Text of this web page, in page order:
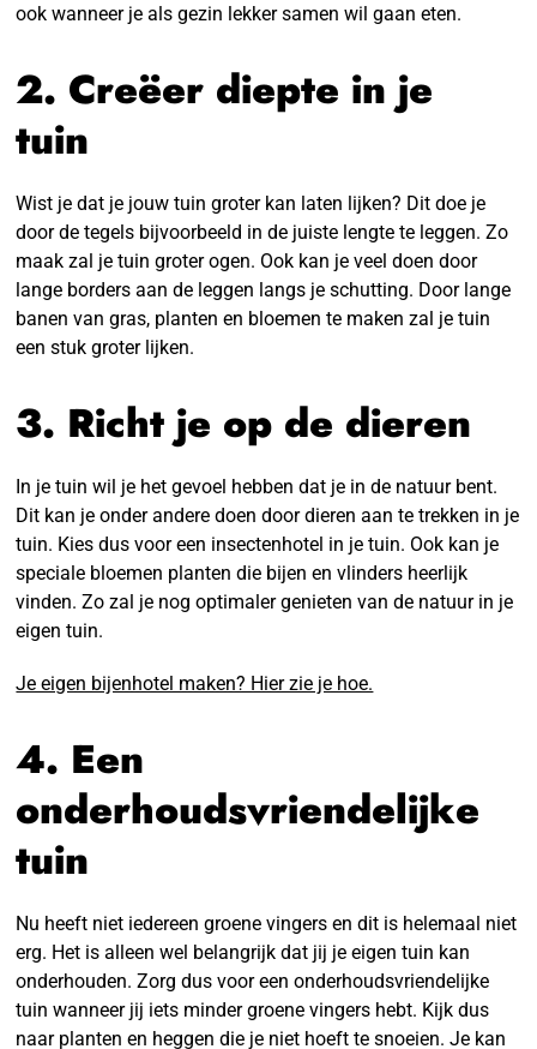
ook wanneer je als gezin lekker samen wil gaan eten.
2. Creëer diepte in je
tuin
Wist je dat je jouw tuin groter kan laten lijken? Dit doe je
door de tegels bijvoorbeeld in de juiste lengte te leggen. Zo
maak zal je tuin groter ogen. Ook kan je veel doen door
lange borders aan de leggen langs je schutting. Door lange
banen van gras, planten en bloemen te maken zal je tuin
een stuk groter lijken.
3. Richt je op de dieren
In je tuin wil je het gevoel hebben dat je in de natuur bent.
Dit kan je onder andere doen door dieren aan te trekken in je
tuin. Kies dus voor een insectenhotel in je tuin. Ook kan je
speciale bloemen planten die bijen en vlinders heerlijk
vinden. Zo zal je nog optimaler genieten van de natuur in je
eigen tuin.
Je eigen bijenhotel maken? Hier zie je hoe.
4. Een
onderhoudsvriendelijke
tuin
Nu heeft niet iedereen groene vingers en dit is helemaal niet
erg. Het is alleen wel belangrijk dat jij je eigen tuin kan
onderhouden. Zorg dus voor een onderhoudsvriendelijke
tuin wanneer jij iets minder groene vingers hebt. Kijk dus
naar planten en heggen die je niet hoeft te snoeien. Je kan